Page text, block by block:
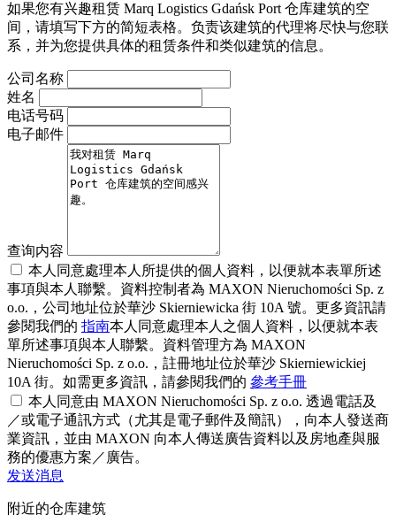
如果您有兴趣租赁 Marq Logistics Gdańsk Port 仓库建筑的空
间，请填写下方的简短表格。负责该建筑的代理将尽快与您联
系，并为您提供具体的租赁条件和类似建筑的信息。
公司名称
姓名
电话号码
电子邮件
查询内容
本人同意處理本人所提供的個人資料，以便就本表單所述
事項與本人聯繫。資料控制者為 MAXON Nieruchomości Sp. z
o.o.，公司地址位於華沙 Skierniewicka 街 10A 號。更多資訊請
參閱我們的 指南本人同意處理本人之個人資料，以便就本表
單所述事項與本人聯繫。資料管理方為 MAXON
Nieruchomości Sp. z o.o.，註冊地址位於華沙 Skierniewickiej
10A 街。如需更多資訊，請參閱我們的 參考手冊
本人同意由 MAXON Nieruchomości Sp. z o.o. 透過電話及
／或電子通訊方式（尤其是電子郵件及簡訊），向本人發送商
業資訊，並由 MAXON 向本人傳送廣告資料以及房地產與服
務的優惠方案／廣告。
发送消息
附近的仓库建筑